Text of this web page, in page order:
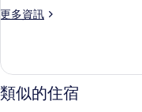
的
相
片
的
2
單
人
床
更多資訊
更
客
房,
2
類似的住宿